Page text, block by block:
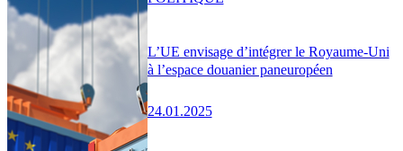
L’UE envisage d’intégrer le Royaume-Uni
à l’espace douanier paneuropéen
24.01.2025